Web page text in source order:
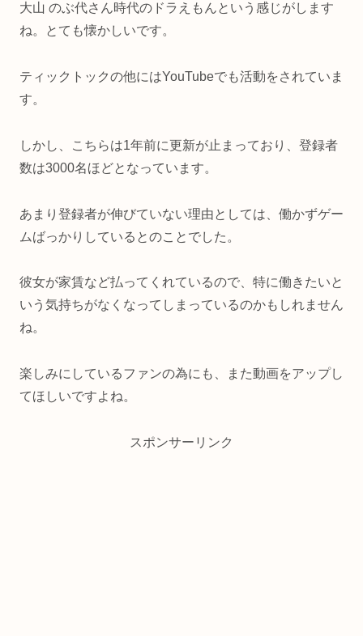
大山 のぶ代さん時代のドラえもんという感じがします
ね。とても懐かしいです。
ティックトックの他にはYouTubeでも活動をされていま
す。
しかし、こちらは1年前に更新が止まっており、登録者
数は3000名ほどとなっています。
あまり登録者が伸びていない理由としては、働かずゲー
ムばっかりしているとのことでした。
彼女が家賃など払ってくれているので、特に働きたいと
いう気持ちがなくなってしまっているのかもしれません
ね。
楽しみにしているファンの為にも、また動画をアップし
てほしいですよね。
スポンサーリンク